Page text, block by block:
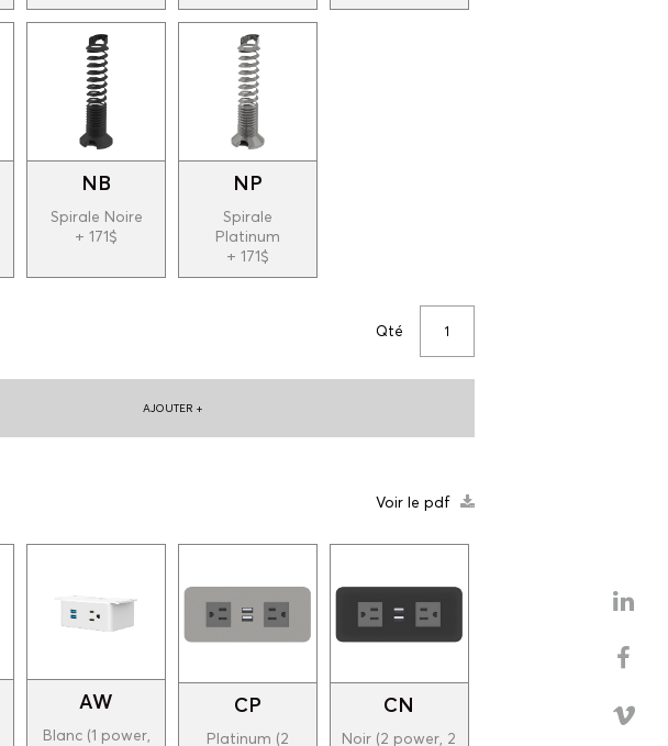
NB
Spirale Noire
+ 171$
NP
Spirale
Platinum
+ 171$
Qté
AJOUTER +
Voir le pdf
AW
Blanc (1 power,
CP
Platinum (2
CN
Noir (2 power, 2